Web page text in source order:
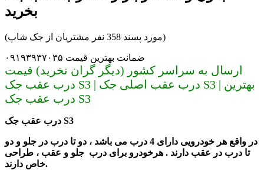
بخرید
(مورد پسند 358 نفر مشتریان از جک شاپ)
ضمانت بهترین قیمت ۰۹۱۹۳۹۳۷۰۳۵
ارسال به سراسر کشور (دیگر گران نخرید) قیمت
درب عقب جک S3 | درب عقب اصلی جک S3 | بهترین
درب عقب جک S3
درب عقب جک S3
در واقع هر خودرویی دارای 4 درب می باشد ، دو تا درب در جلو و دو
تا درب در عقب دارند . هرخودرو برای درب جلو و عقب ، طراحی
خاص دارند.